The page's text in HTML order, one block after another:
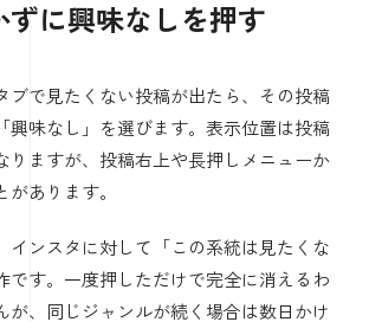
に興味なしを押す
ブで見たくない投稿が出たら、その投稿
興味なし」を選びます。表示位置は投稿
りますが、投稿右上や長押しメニューか
あります。
インスタに対して「この系統は見たくな
です。一度押しただけで完全に消えるわ
が、同じジャンルが続く場合は数日かけ